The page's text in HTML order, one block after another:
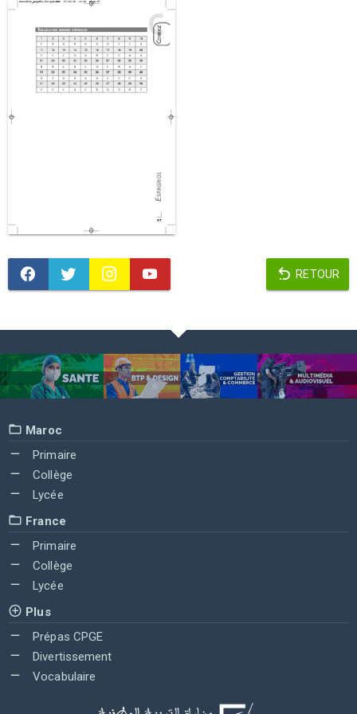
RETOUR
Maroc
Primaire
Collège
Lycée
France
Primaire
Collège
Lycée
Plus
Prépas CPGE
Divertissement
Vocabulaire